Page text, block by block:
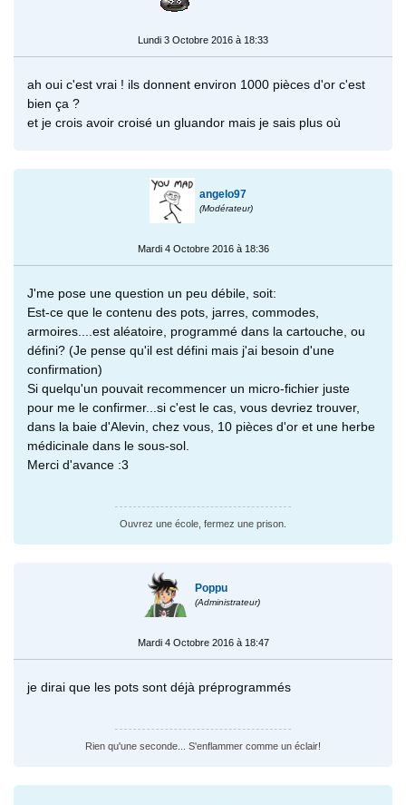
Lundi 3 Octobre 2016 à 18:33
ah oui c'est vrai ! ils donnent environ 1000 pièces d'or c'est
bien ça ?
et je crois avoir croisé un gluandor mais je sais plus où
angelo97
(Modérateur)
Mardi 4 Octobre 2016 à 18:36
J'me pose une question un peu débile, soit:
Est-ce que le contenu des pots, jarres, commodes,
armoires....est aléatoire, programmé dans la cartouche, ou
défini? (Je pense qu'il est défini mais j'ai besoin d'une
confirmation)
Si quelqu'un pouvait recommencer un micro-fichier juste
pour me le confirmer...si c'est le cas, vous devriez trouver,
dans la baie d'Alevin, chez vous, 10 pièces d'or et une herbe
médicinale dans le sous-sol.
Merci d'avance :3
Ouvrez une école, fermez une prison.
Poppu
(Administrateur)
Mardi 4 Octobre 2016 à 18:47
je dirai que les pots sont déjà préprogrammés
Rien qu'une seconde... S'enflammer comme un éclair!